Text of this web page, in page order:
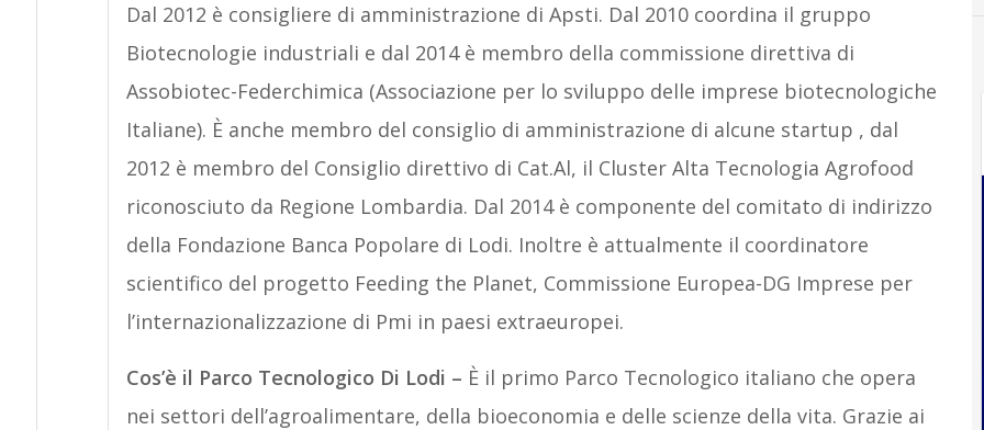
Dal 2012 è consigliere di amministrazione di Apsti. Dal 2010 coordina il gruppo
Biotecnologie industriali e dal 2014 è membro della commissione direttiva di
Assobiotec-Federchimica (Associazione per lo sviluppo delle imprese biotecnologiche
Italiane). È anche membro del consiglio di amministrazione di alcune startup , dal
2012 è membro del Consiglio direttivo di Cat.Al, il Cluster Alta Tecnologia Agrofood
riconosciuto da Regione Lombardia. Dal 2014 è componente del comitato di indirizzo
della Fondazione Banca Popolare di Lodi. Inoltre è attualmente il coordinatore
scientifico del progetto Feeding the Planet, Commissione Europea-DG Imprese per
l’internazionalizzazione di Pmi in paesi extraeuropei.
Cos’è il Parco Tecnologico Di Lodi – È il primo Parco Tecnologico italiano che opera
nei settori dell’agroalimentare, della bioeconomia e delle scienze della vita. Grazie ai